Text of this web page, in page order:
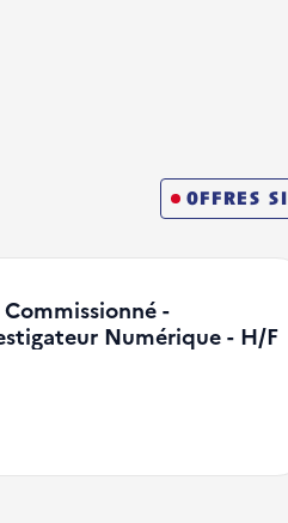
offres
-
Numérique - H/F